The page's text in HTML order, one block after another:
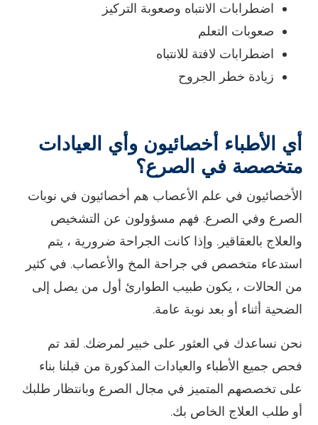
اضطرابات الانتباه وصعوبة التركيز
صعوبات التعلم
اضطرابات لافتة للانتباه
زيادة خطر الجروح
أي الأطباء أخصائيون وأي العيادات
متخصصة في الصرع؟
الأخصائيون في علم الأعصاب هم أخصائيون في نوبات
الصرع وفي الصرع. فهم مسؤولون عن التشخيص
والعلاج بالعقاقير. وإذا كانت الجراحة ضرورية ، يتم
استدعاء متخصص في جراحة المخ والأعصاب. في كثير
من الحالات ، يكون طبيب الطوارئ أول من يصل إلى
الضحية أثناء أو بعد نوبة عامة.
نحن نساعدك في العثور على خبير لمرضك. لقد تم
فحص جميع الأطباء والعيادات المذكورة من قبلنا بناء
على تخصصهم المتميز في مجال الصرع وبانتظار طلبك
أو طلب العلاج الخاص بك.